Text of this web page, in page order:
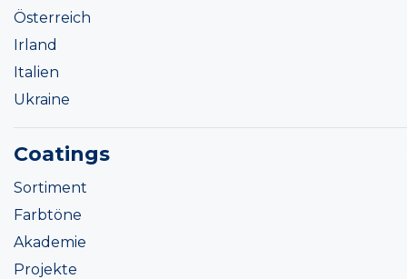
Österreich
Irland
Italien
Ukraine
Coatings
Sortiment
Farbtöne
Akademie
Projekte